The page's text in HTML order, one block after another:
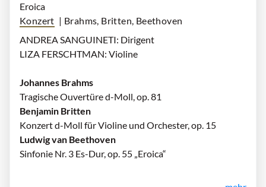
Eroica
Konzert | Brahms, Britten, Beethoven
ANDREA SANGUINETI: Dirigent
LIZA FERSCHTMAN: Violine
Johannes Brahms
Tragische Ouvertüre d-Moll, op. 81
Benjamin Britten
Konzert d-Moll für Violine und Orchester, op. 15
Ludwig van Beethoven
Sinfonie Nr. 3 Es-Dur, op. 55 „Eroica“